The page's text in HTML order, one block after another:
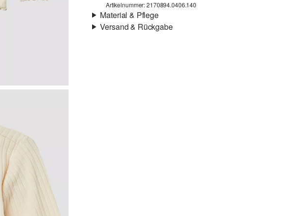
Artikelnummer: 2170894.0406.140
Material & Pflege
Versand & Rückgabe